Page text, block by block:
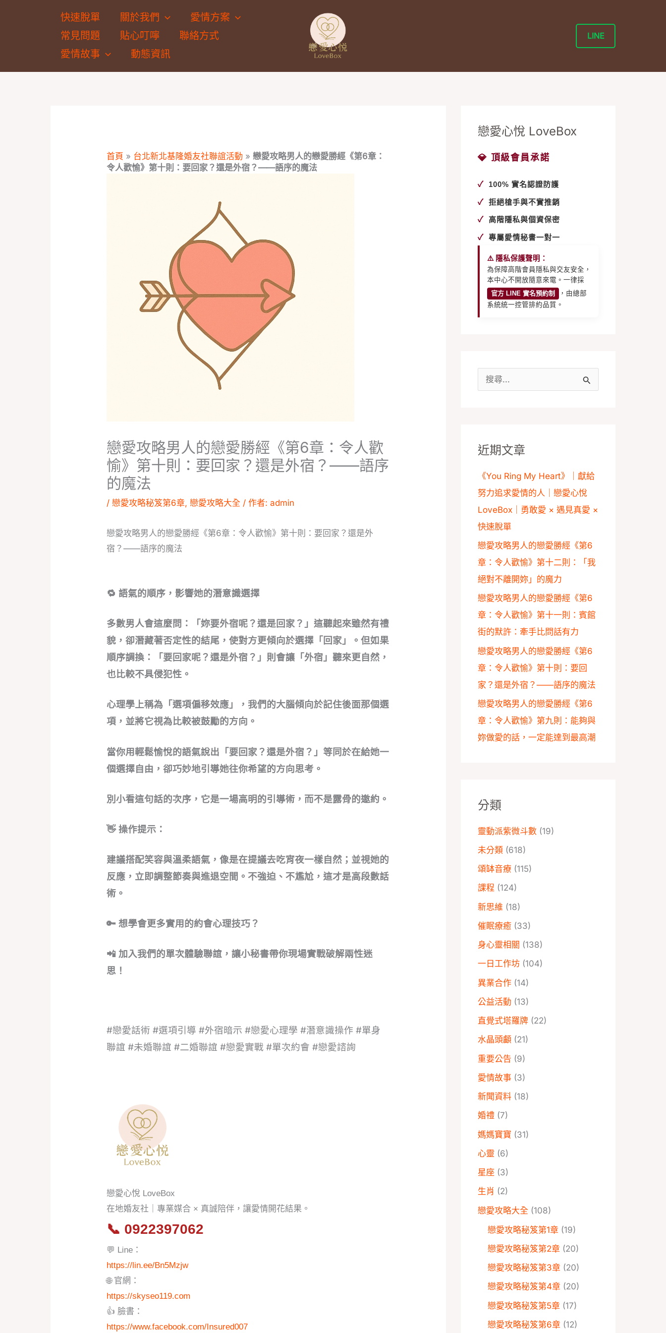
快速脫單 關於我們
愛情方案
常見問題
貼心叮嚀
聯絡方式
愛情故事
動態資訊
LINE
首頁 » 台北新北基隆婚友社聯誼活動 »戀愛攻略男人的戀愛勝經《第6章：
令人歡愉》第十則：要回家？還是外宿？——語序的魔法
戀愛攻略男人的戀愛勝經《第6章：令人歡
愉》第十則：要回家？還是外宿？——語序
的魔法
/戀愛攻略秘笈第6章,戀愛攻略大全 / 作者:admin
戀愛攻略男人的戀愛勝經《第6章：令人歡愉》第十則：要回家？還是外
宿？——語序的魔法
🔁 語氣的順序，影響她的潛意識選擇
多數男人會這麼問：「妳要外宿呢？還是回家？」這聽起來雖然有禮
貌，卻潛藏著否定性的結尾，使對方更傾向於選擇「回家」。但如果
順序調換：「要回家呢？還是外宿？」則會讓「外宿」聽來更自然，
也比較不具侵犯性。
心理學上稱為「選項偏移效應」，我們的大腦傾向於記住後面那個選
項，並將它視為比較被鼓勵的方向。
當你用輕鬆愉悅的語氣說出「要回家？還是外宿？」等同於在給她一
個選擇自由，卻巧妙地引導她往你希望的方向思考。
別小看這句話的次序，它是一場高明的引導術，而不是露骨的邀約。
👋 操作提示：
建議搭配笑容與溫柔語氣，像是在提議去吃宵夜一樣自然；並視她的
反應，立即調整節奏與進退空間。不強迫、不尷尬，這才是高段數話
術。
🔑 想學會更多實用的約會心理技巧？
📲 加入我們的單次體驗聯誼，讓小秘書帶你現場實戰破解兩性迷
思！
#戀愛話術 #選項引導 #外宿暗示 #戀愛心理學 #潛意識操作 #單身
聯誼 #未婚聯誼 #二婚聯誼 #戀愛實戰 #單次約會 #戀愛諮詢
戀愛心悅 LoveBox
在地婚友社｜專業媒合 × 真誠陪伴，讓愛情開花結果。
📞 0922397062
💬 Line：
https://lin.ee/Bn5Mzjw
🌐 官網：
https://skyseo119.com
👍 臉書：
https://www.facebook.com/Insured007
戀愛心悅 LoveBox
💎 頂級會員承諾
✓ 100% 實名認證防護
✓ 拒絕槍手與不實推銷
✓ 高階隱私與個資保密
✓ 專屬愛情秘書一對一
⚠️ 隱私保護聲明：
為保障高階會員隱私與交友安全，
本中心不開放隨意來電。一律採
官方 LINE 實名預約制
，由總部
系統統一控管排約品質。
字
近期文章
《You Ring My Heart》｜獻給
努力追求愛情的人｜戀愛心悅
LoveBox｜勇敢愛 × 遇見真愛 ×
快速脫單
戀愛攻略男人的戀愛勝經《第6
章：令人歡愉》第十二則：「我
絕對不離開妳」的魔力
戀愛攻略男人的戀愛勝經《第6
章：令人歡愉》第十一則：賓館
街的默許：牽手比問話有力
戀愛攻略男人的戀愛勝經《第6
章：令人歡愉》第十則：要回
家？還是外宿？——語序的魔法
戀愛攻略男人的戀愛勝經《第6
章：令人歡愉》第九則：能夠與
妳做愛的話，一定能達到最高潮
分類
靈動派紫微斗數 (19)
未分類 (618)
頌缽音療 (115)
課程 (124)
新思維 (18)
催眠療癒 (33)
身心靈相關 (138)
一日工作坊 (104)
異業合作 (14)
公益活動 (13)
直覺式塔羅牌 (22)
水晶頭顱 (21)
重要公告 (9)
愛情故事 (3)
新聞資料 (18)
婚禮 (7)
媽媽寶寶 (31)
心靈 (6)
星座 (3)
生肖 (2)
戀愛攻略大全 (108)
戀愛攻略秘笈第1章 (19)
戀愛攻略秘笈第2章 (20)
戀愛攻略秘笈第3章 (20)
戀愛攻略秘笈第4章 (20)
戀愛攻略秘笈第5章 (17)
戀愛攻略秘笈第6章 (12)